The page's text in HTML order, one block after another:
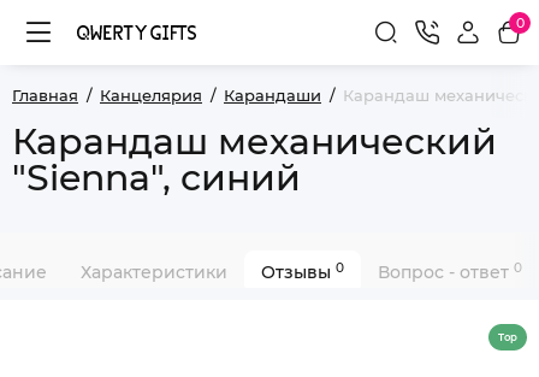
0
Главная Канцелярия Карандаши Карандаш
Карандаш механический
"Sienna", синий
Характеристики Отзывы 0 Вопрос - ответ 0
Top